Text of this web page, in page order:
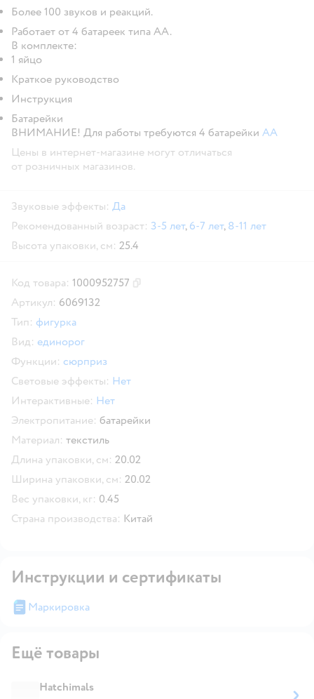
Более 100 звуков и реакций.
Работает от 4 батареек типа АА.
В комплекте:
1 яйцо
Краткое руководство
Инструкция
Батарейки
ВНИМАНИЕ! Для работы требуются 4 батарейки AA
Цены в интернет-магазине могут отличаться
от розничных магазинов.
Звуковые эффекты: Да
Рекомендованный возраст: 3-5 лет, 6-7 лет, 8-11 лет
Высота упаковки, см: 25.4
Код товара: 1000952757
Артикул: 6069132
Тип: фигурка
Вид: единорог
Функции: сюрприз
Световые эффекты: Нет
Интерактивные: Нет
Электропитание: батарейки
Материал: текстиль
Длина упаковки, см: 20.02
Ширина упаковки, см: 20.02
Вес упаковки, кг: 0.45
Страна производства: Китай
Инструкции и сертификаты
Маркировка
Ещё товары
Hatchimals